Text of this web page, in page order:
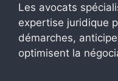
Les avocats
expertise juridique
démarches,
optimisent la